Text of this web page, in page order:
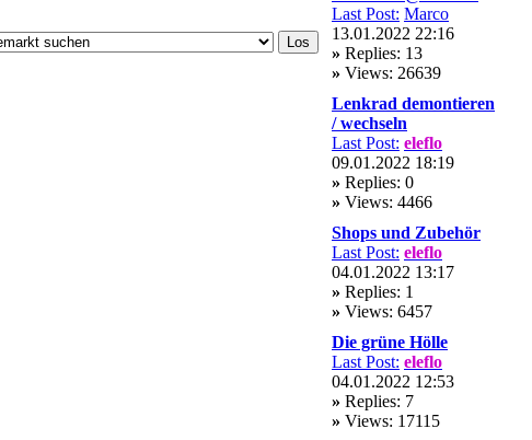
Last Post: Marco
13.01.2022 22:16
» Replies: 13
» Views: 26639
Lenkrad demontieren
/ wechseln
Last Post: eleflo
09.01.2022 18:19
» Replies: 0
» Views: 4466
Shops und Zubehör
Last Post: eleflo
04.01.2022 13:17
» Replies: 1
» Views: 6457
Die grüne Hölle
Last Post: eleflo
04.01.2022 12:53
» Replies: 7
» Views: 17115